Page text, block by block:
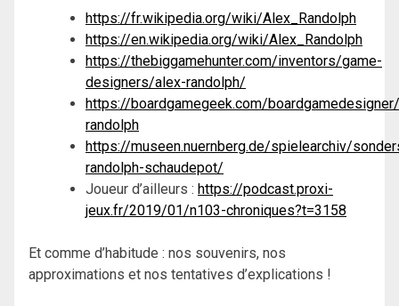
https://fr.wikipedia.org/wiki/Alex_Randolph
https://en.wikipedia.org/wiki/Alex_Randolph
https://thebiggamehunter.com/inventors/game-
designers/alex-randolph/
https://boardgamegeek.com/
randolph
https://museen.nuernberg.de/spielearchiv/
randolph-schaudepot/
Joueur d’ailleurs : https://podcast.proxi-
jeux.fr/2019/01/n103-chroniques?t=3158
Et comme d’habitude : nos souvenirs, nos
approximations et nos tentatives d’explications !